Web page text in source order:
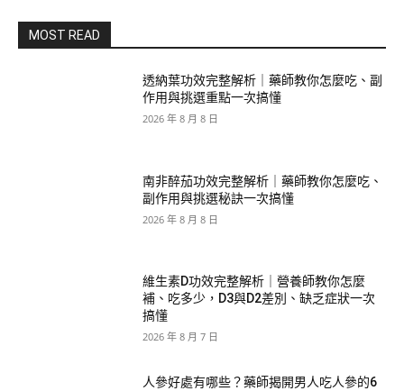
MOST READ
透納葉功效完整解析｜藥師教你怎麼吃、副
作用與挑選重點一次搞懂
2026 年 8 月 8 日
南非醉茄功效完整解析｜藥師教你怎麼吃、
副作用與挑選秘訣一次搞懂
2026 年 8 月 8 日
維生素D功效完整解析｜營養師教你怎麼
補、吃多少，D3與D2差別、缺乏症狀一次
搞懂
2026 年 8 月 7 日
人參好處有哪些？藥師揭開男人吃人參的6